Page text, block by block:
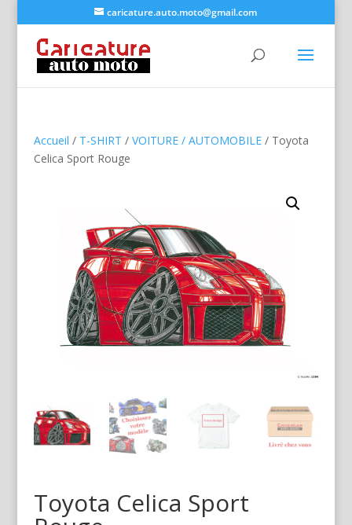
caricature.auto.moto@gmail.com
Accueil / T-SHIRT / VOITURE / AUTOMOBILE/ Toyota
Celica Sport Rouge
Toyota Celica Sport